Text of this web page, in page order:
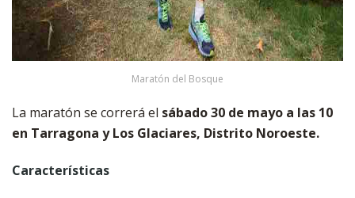
Maratón del Bosque
La maratón se correrá el sábado 30 de mayo a las 10
en Tarragona y Los Glaciares, Distrito Noroeste.
Características